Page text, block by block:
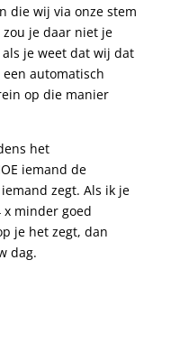
die wij via onze stem
je daar niet je
je weet dat wij dat
automatisch
op die manier
het
iemand de
zegt. Als ik je
minder goed
je het zegt, dan
dag.